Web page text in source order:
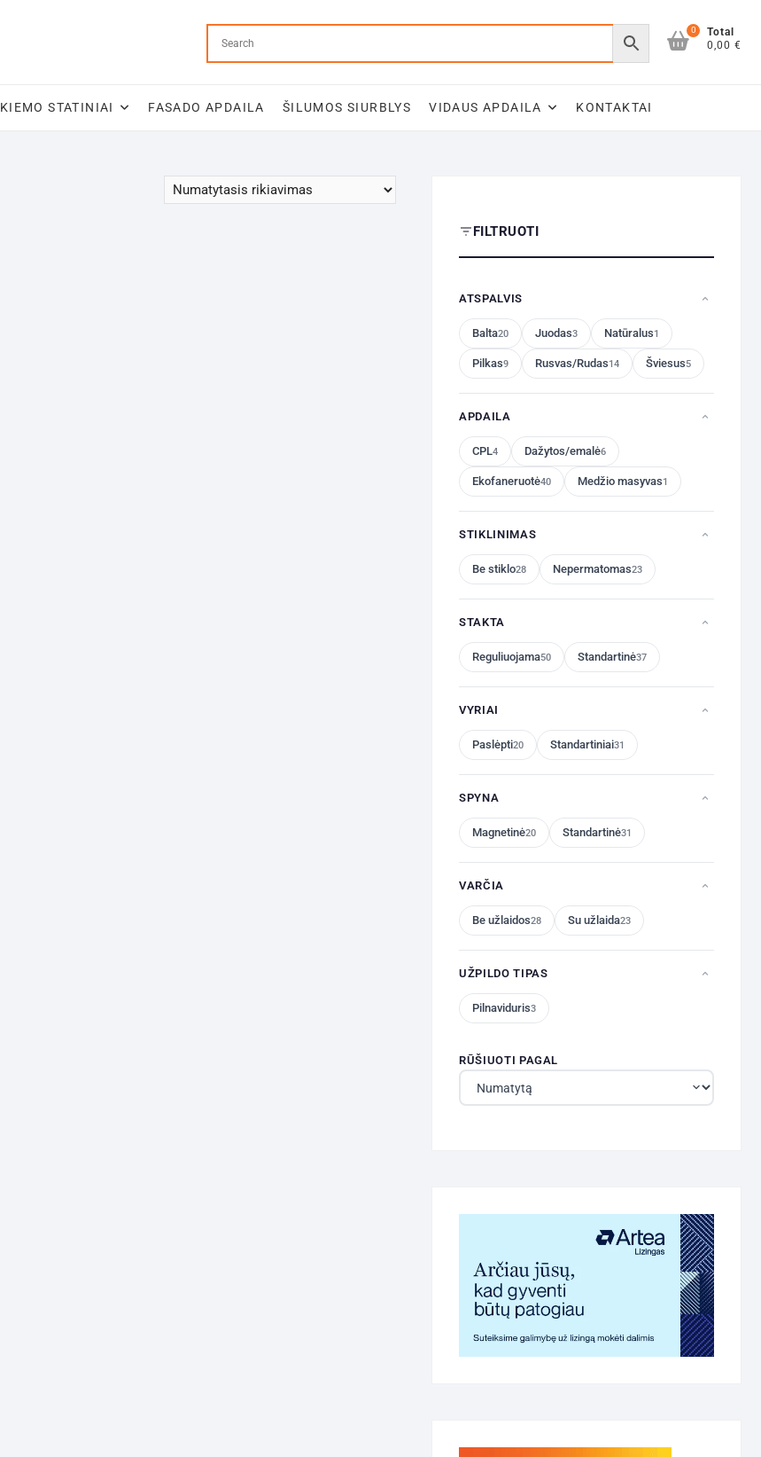
0
Total
0,00 €
KIEMO STATINIAI FASADO APDAILA ŠILUMOS SIURBLYS VIDAUS APDAILA KONTAKTAI
FILTRUOTI
ATSPALVIS
Balta20 Juodas3 Natūralus1
Pilkas9 Rusvas/Rudas14 Šviesus5
APDAILA
CPL4 Dažytos/emalė6
Ekofaneruotė40 Medžio masyvas1
STIKLINIMAS
Be stiklo28 Nepermatomas23
STAKTA
Reguliuojama50 Standartinė37
VYRIAI
Paslėpti20 Standartiniai31
SPYNA
Magnetinė20 Standartinė31
VARČIA
Be užlaidos28 Su užlaida23
UŽPILDO TIPAS
Pilnaviduris3
RŪŠIUOTI PAGAL